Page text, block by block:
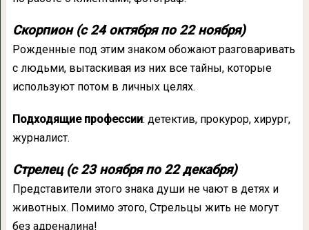
Скорпион (с 24 октября по 22 ноября)
Рожденные под этим знаком обожают разговаривать
с людьми, вытаскивая из них все тайны, которые
используют потом в личных целях.
Подходящие профессии: детектив, прокурор, хирург,
журналист.
Стрелец (с 23 ноября по 22 декабря)
Представители этого знака души не чают в детях и
животных. Помимо этого, Стрельцы жить не могут
без адреналина!